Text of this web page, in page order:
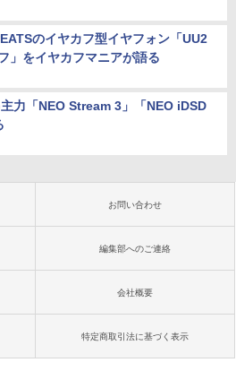
のイヤカフ型イヤフォン「UU2
」をイヤカフマニアが語る
力「NEO Stream 3」「NEO iDSD
お問い合わせ
編集部へのご連絡
会社概要
特定商取引法に基づく表示